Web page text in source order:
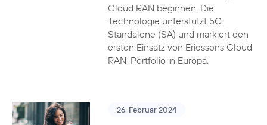
Cloud RAN beginnen. Die
Technologie unterstützt 5G
Standalone (SA) und markiert den
ersten Einsatz von Ericssons Cloud
RAN-Portfolio in Europa.
26. Februar 2024